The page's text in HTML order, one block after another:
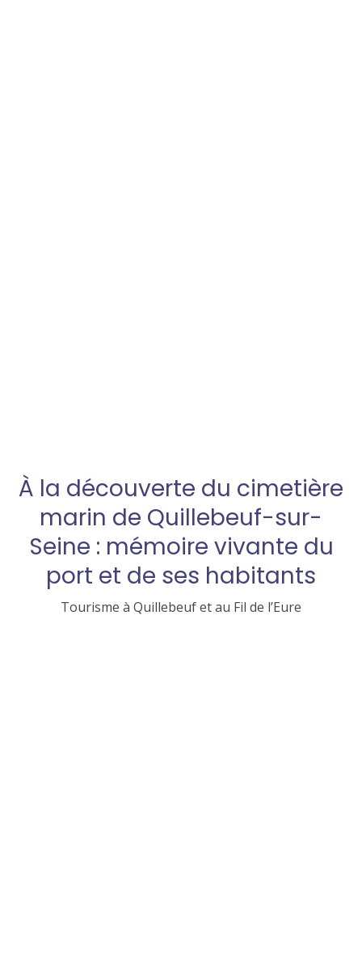
À la découverte du cimetière
marin de Quillebeuf-sur-
Seine : mémoire vivante du
port et de ses habitants
Tourisme à Quillebeuf et au Fil de l’Eure